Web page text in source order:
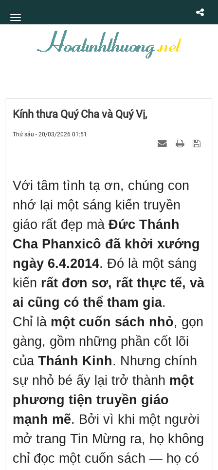
Kính thưa Quý Cha và Quý Vị,
Thứ sáu - 20/03/2026 01:51
Với tâm tình tạ ơn, chúng con
nhớ lại một sáng kiến truyền
giáo rất đẹp mà Đức Thánh
Cha Phanxicô đã khởi xướng
ngày 6.4.2014. Đó là một sáng
kiến rất đơn sơ, rất thực tế, và
ai cũng có thể tham gia.
Chỉ là một cuốn sách nhỏ, gọn
gàng, gồm những phần cốt lõi
của Thánh Kinh. Nhưng chính
sự nhỏ bé ấy lại trở thành một
phương tiện truyền giáo
mạnh mẽ. Bởi vì khi một người
mở trang Tin Mừng ra, họ không
chỉ đọc một cuốn sách — họ có